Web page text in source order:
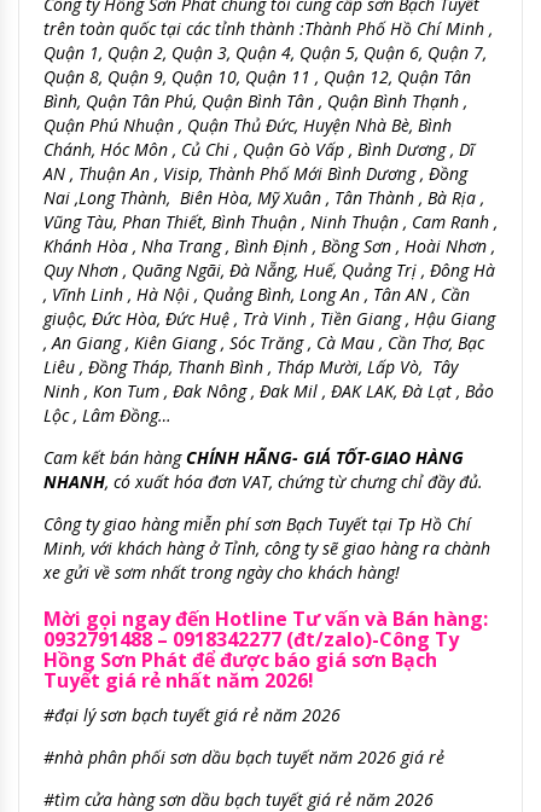
trên toàn quốc tại các tỉnh thành :Thành Phố Hồ Chí Minh ,
Quận 1, Quận 2, Quận 3, Quận 4, Quận 5, Quận 6, Quận 7,
Quận 8, Quận 9, Quận 10, Quận 11 , Quận 12, Quận Tân
Bình, Quận Tân Phú, Quận Bình Tân , Quận Bình Thạnh ,
Quận Phú Nhuận , Quận Thủ Đức, Huyện Nhà Bè, Bình
Chánh, Hóc Môn , Củ Chi , Quận Gò Vấp , Bình Dương , Dĩ
AN , Thuận An , Visip, Thành Phố Mới Bình Dương , Đồng
Nai ,Long Thành, Biên Hòa, Mỹ Xuân , Tân Thành , Bà Rịa ,
Vũng Tàu, Phan Thiết, Bình Thuận , Ninh Thuận , Cam Ranh ,
Khánh Hòa , Nha Trang , Bình Định , Bồng Sơn , Hoài Nhơn ,
Quy Nhơn , Quãng Ngãi, Đà Nẵng, Huế, Quảng Trị , Đông Hà
, Vĩnh Linh , Hà Nội , Quảng Bình, Long An , Tân AN , Cần
giuộc, Đức Hòa, Đức Huệ , Trà Vinh , Tiền Giang , Hậu Giang
, An Giang , Kiên Giang , Sóc Trăng , Cà Mau , Cần Thơ, Bạc
Liêu , Đồng Tháp, Thanh Bình , Tháp Mười, Lấp Vò, Tây
Ninh , Kon Tum , Đak Nông , Đak Mil , ĐAK LAK, Đà Lạt , Bảo
Lộc , Lâm Đồng…
Cam kết bán hàngCHÍNH HÃNG- GIÁ TỐT-GIAO HÀNG
NHANH, có xuất hóa đơn VAT, chứng từ chưng chỉ đầy đủ.
Công ty giao hàng miễn phí sơn Bạch Tuyết tại Tp Hồ Chí
Minh, với khách hàng ở Tỉnh, công ty sẽ giao hàng ra chành
xe gửi về sơm nhất trong ngày cho khách hàng!
Mời gọi ngay đến Hotline Tư vấn và Bán hàng:
0932791488 – 0918342277 (đt/zalo)-Công Ty
Hồng Sơn Phát để được báo giá sơn Bạch
Tuyết giá rẻ nhất năm 2026!
#đại lý sơn bạch tuyết giá rẻ năm 2026
#nhà phân phối sơn dầu bạch tuyết năm 2026 giá rẻ
#tìm cửa hàng sơn dầu bạch tuyết giá rẻ năm 2026